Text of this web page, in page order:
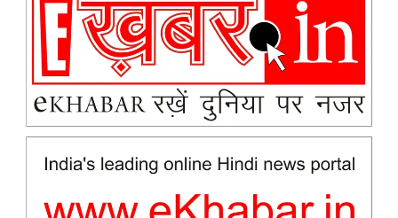
News Week